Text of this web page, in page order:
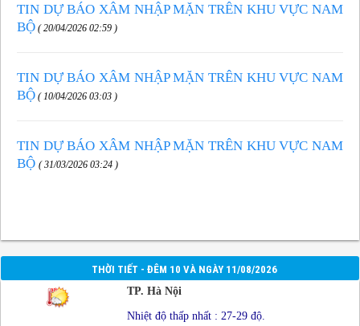
TIN DỰ BÁO XÂM NHẬP MẶN TRÊN KHU VỰC NAM
BỘ ( 20/04/2026 02:59 )
TIN DỰ BÁO XÂM NHẬP MẶN TRÊN KHU VỰC NAM
BỘ ( 10/04/2026 03:03 )
TIN DỰ BÁO XÂM NHẬP MẶN TRÊN KHU VỰC NAM
BỘ ( 31/03/2026 03:24 )
THỜI TIẾT - ĐÊM 10 VÀ NGÀY 11/08/2026
TP. Hà Nội
Nhiệt độ thấp nhất : 27-29 độ.